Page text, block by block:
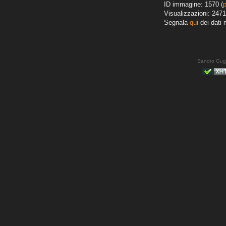
ID immagine: 1570 (
Visualizzazioni: 2471
Segnala qui dei dati
Sandro